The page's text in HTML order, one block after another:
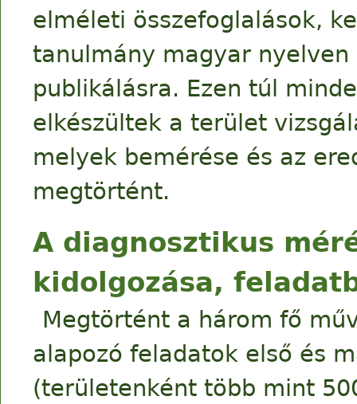
elméleti összefoglalások,
tanulmány magyar
publikálásra. Ezen túl
elkészültek a terület
melyek bemérése és az
megtörtént.
A diagnosztikus
kidolgozása,
Megtörtént a három fő
alapozó feladatok első és
(területenként több mint